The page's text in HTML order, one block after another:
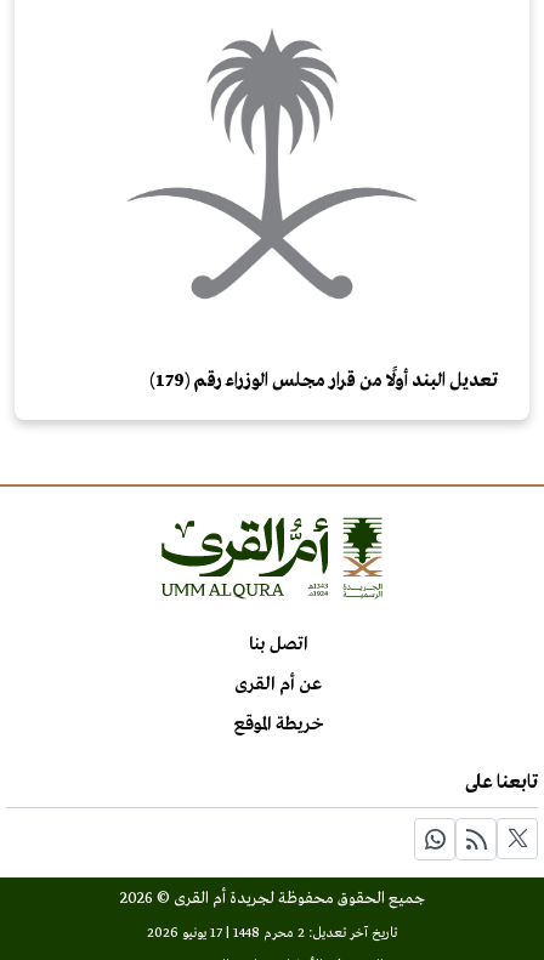
تعديل البند أولًا من قرار مجلس الوزراء رقم (179)
اتصل بنا
عن أم القرى
خريطة الموقع
تابعنا على
جميع الحقوق محفوظة لجريدة أم القرى © 2026
تاريخ آخر تعديل: 2 محرم 1448 | 17 يونيو 2026